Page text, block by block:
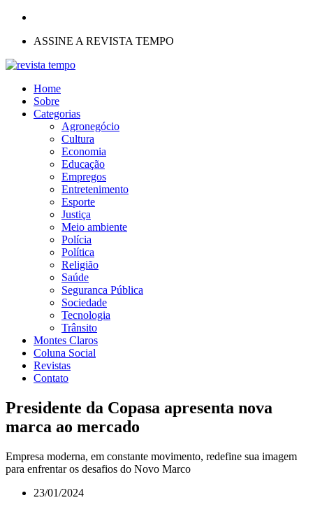
ASSINE A REVISTA TEMPO
Home
Sobre
Categorias
Agronegócio
Cultura
Economia
Educação
Empregos
Entretenimento
Esporte
Justiça
Meio ambiente
Polícia
Política
Religião
Saúde
Seguranca Pública
Sociedade
Tecnologia
Trânsito
Montes Claros
Coluna Social
Revistas
Contato
Presidente da Copasa apresenta nova
marca ao mercado
Empresa moderna, em constante movimento, redefine sua imagem
para enfrentar os desafios do Novo Marco
23/01/2024